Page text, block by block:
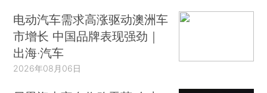
电动汽车需求高涨驱动澳洲车
市增长 中国品牌表现强劲｜
出海·汽车
2026年08月06日